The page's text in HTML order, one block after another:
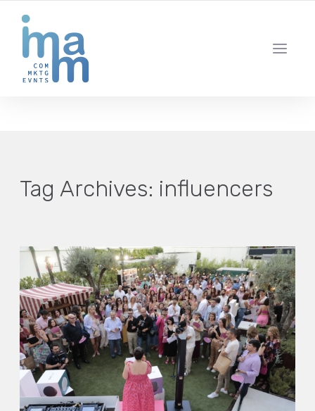
IBIZA · MADRID · BARCELONA
Tag Archives: influencers